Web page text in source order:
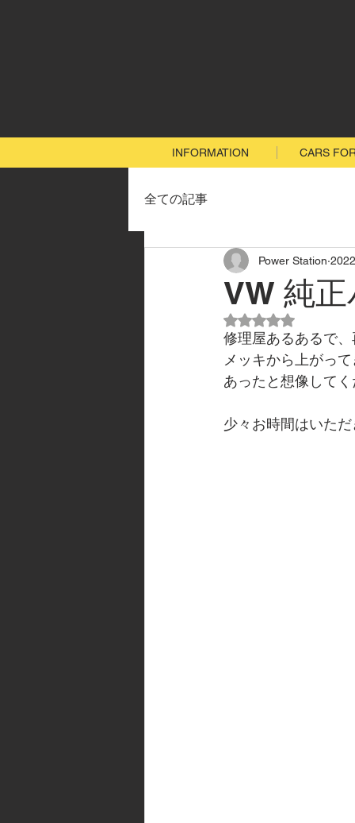
INFORMATION CARS
全ての記事
VW 純
Power Station
5つ星のうちNaN
修理屋あるあるで
メッキから上がっ
あったと想像して
少々お時間はいた